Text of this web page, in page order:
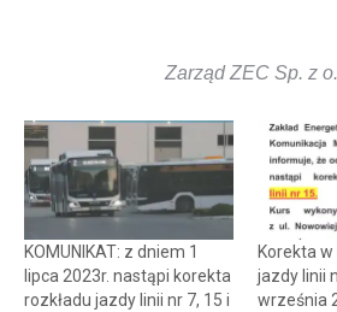
Zarząd ZEC Sp. z
KOMUNIKAT: z dniem 1
lipca 2023r. nastąpi korekta
rozkładu jazdy linii nr 7, 15 i
Korekta
jazdy linii
września